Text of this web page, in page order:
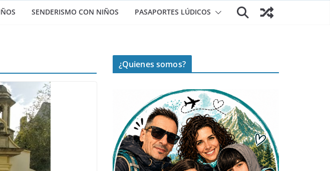
SENDERISMO CON NIÑOS PASAPORTES LÚDICOS
¿Quienes somos?